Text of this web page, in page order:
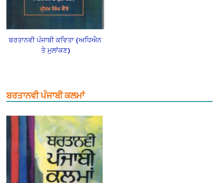
ਬਰਤਾਨਵੀ ਪੰਜਾਬੀ ਕਵਿਤਾ (ਅਧਿਐਨ
ਤੇ ਮੁਲਾਂਕਣ)
ਬਰਤਾਨਵੀ ਪੰਜਾਬੀ ਕਲਮਾਂ